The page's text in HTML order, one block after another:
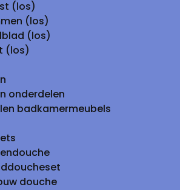
(los)
(los)
(los)
(los)
onderdelen
badkamermeubels
douche